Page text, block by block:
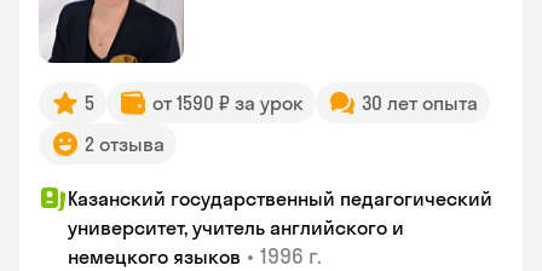
5 от 1590 ₽ за урок
30 лет опыта
2 отзыва
Казанский государственный педагогический
университет, учитель английского и
немецкого языков • 1996 г.